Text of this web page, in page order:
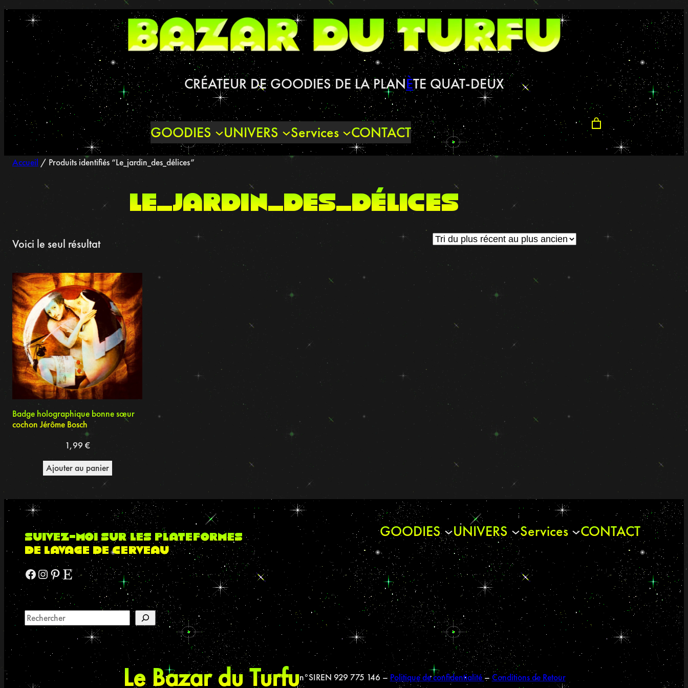
Aller
au
contenu
CRÉATEUR DE GOODIES DE LA PLANÈTE QUAT-DEUX
GOODIES UNIVERS Services CONTACT
Accueil / Produits identifiés “Le_jardin_des_délices”
Le_jardin_des_délices
Voici le seul résultat
Badge holographique bonne sœur
cochon Jérôme Bosch
1,99 €
Ajouter au panier
suivez-moi sur les plateformes
de lavage de cerveau
Facebook InstagramPinterest Etsy
GOODIES UNIVERS Services CONTACT
Le Bazar du Turfun°SIREN 929 775 146 – Politique de confidentialité–Conditions de Retour